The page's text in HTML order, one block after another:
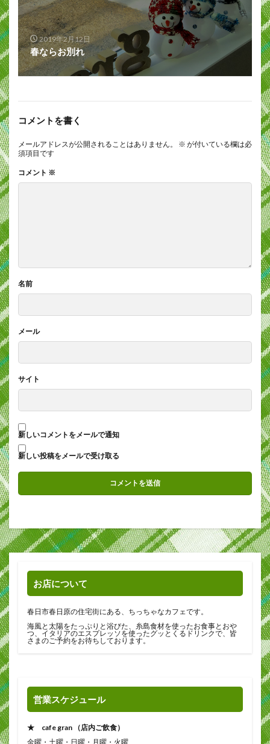
2019年2月12日
春ならお別れ
コメントを書く
メールアドレスが公開されることはありません。 ※ が付いている欄は必
須項目です
コメント ※
名前
メール
サイト
新しいコメントをメールで通知
新しい投稿をメールで受け取る
お店について
春日市春日原の住宅街にある、ちっちゃなカフェです。
海風と太陽をたっぷりと浴びた、糸島食材を使ったお食事とおや
つ、イタリアのエスプレッソを使ったグッとくるドリンクで、皆
さまのご予約をお待ちしております。
営業スケジュール
★ cafe gran （店内ご飲食）
金曜・土曜・日曜・月曜・火曜